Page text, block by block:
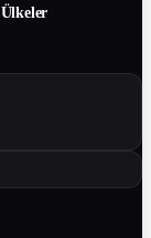
Ülkeler